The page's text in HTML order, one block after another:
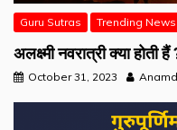
Guru Sutras Trending News
अलक्ष्मी नवरात्री क्या होती हैं
October 31, 2023